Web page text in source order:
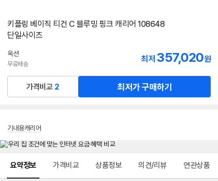
키플링 베이직 티건 C 블루밍 핑크 캐리어 108648
단일사이즈
옥션
무료배송
최저 357,020원
가격비교 2 최저가 구매하기
기내용캐리어
요약정보 가격비교 상품정보 의견/리뷰 연관상품